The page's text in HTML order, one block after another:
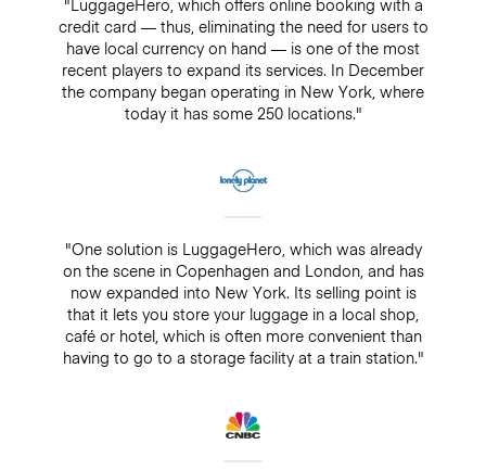
"LuggageHero, which offers online booking with a
credit card — thus, eliminating the need for users to
have local currency on hand — is one of the most
recent players to expand its services. In December
the company began operating in New York, where
today it has some 250 locations."
"One solution is LuggageHero, which was already
on the scene in Copenhagen and London, and has
now expanded into New York. Its selling point is
that it lets you store your luggage in a local shop,
café or hotel, which is often more convenient than
having to go to a storage facility at a train station."